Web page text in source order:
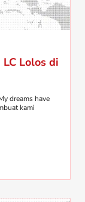
Lolos di
dreams have
kami